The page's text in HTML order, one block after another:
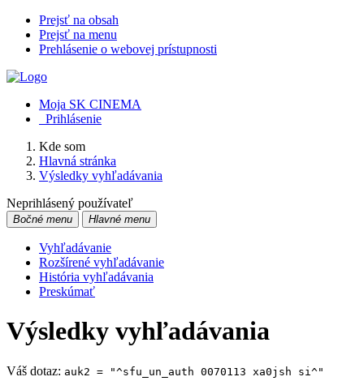
Prejsť na obsah
Prejsť na menu
Prehlásenie o webovej prístupnosti
Moja SK CINEMA
Prihlásenie
Kde som
Hlavná stránka
Výsledky vyhľadávania
Neprihlásený používateľ
Bočné menu Hlavné menu
Vyhľadávanie
Rozšírené vyhľadávanie
História vyhľadávania
Preskúmať
Výsledky vyhľadávania
Váš dotaz: auk2 = "^sfu_un_auth 0070113 xa0jsh si^"